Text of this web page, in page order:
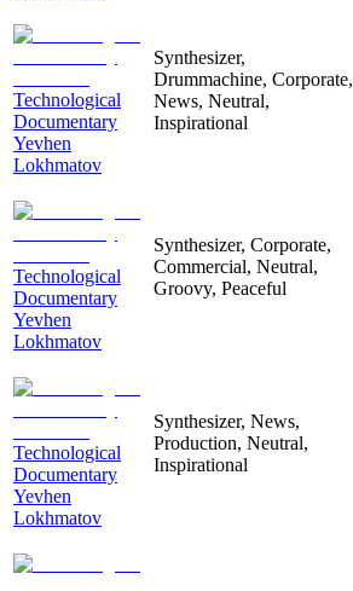
Technological
Documentary
Yevhen
Lokhmatov
Synthesizer,
Drummachine, Corporate,
News, Neutral,
Inspirational
Technological
Documentary
Yevhen
Lokhmatov
Synthesizer, Corporate,
Commercial, Neutral,
Groovy, Peaceful
Technological
Documentary
Yevhen
Lokhmatov
Synthesizer, News,
Production, Neutral,
Inspirational